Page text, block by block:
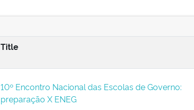
Title
10º Encontro Nacional das Escolas de Governo:
preparação X ENEG